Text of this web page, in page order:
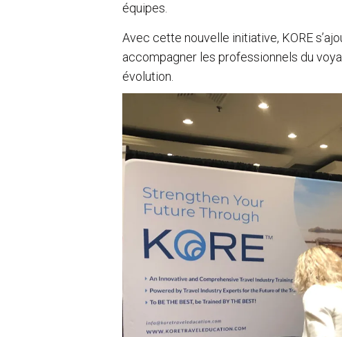
équipes.
Avec cette nouvelle initiative, KORE
accompagner les professionnels du
évolution.